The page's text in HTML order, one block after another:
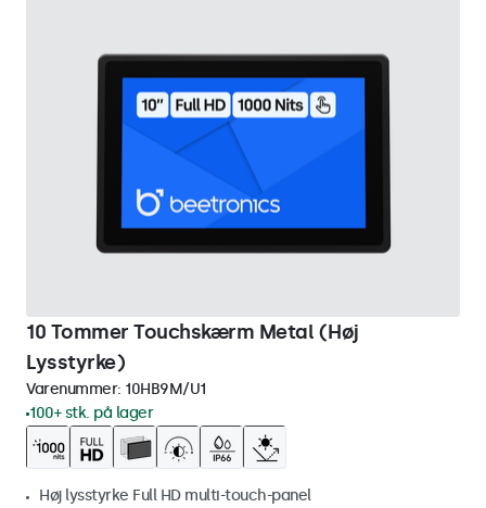
10 Tommer Touchskærm Metal (Høj
Lysstyrke)
Varenummer: 10HB9M/U1
100+ stk. på lager
Høj lysstyrke Full HD multi-touch-panel